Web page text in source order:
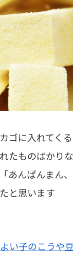
ゴに入れてく
たものばかり
あんぱんまん
と思います
い子のこうや